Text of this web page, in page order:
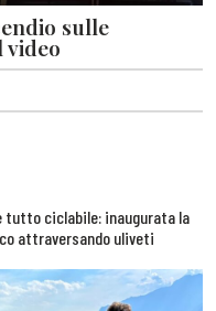
sulle
tutto ciclabile: inaugurata la
attraversando uliveti